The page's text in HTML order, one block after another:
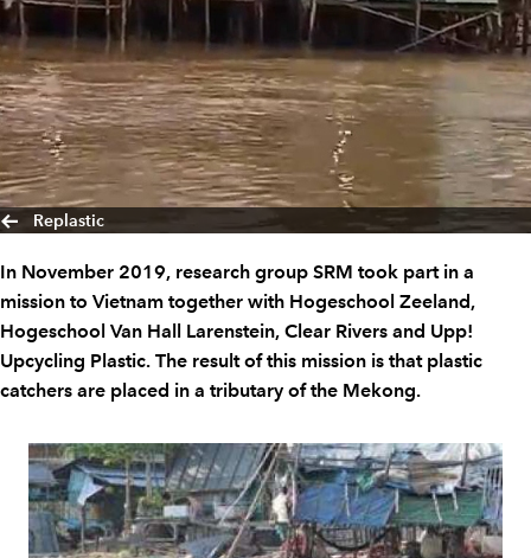
Replastic
In November 2019, research group SRM took part in a
mission to Vietnam together with Hogeschool Zeeland,
Hogeschool Van Hall Larenstein, Clear Rivers and Upp!
Upcycling Plastic. The result of this mission is that plastic
catchers are placed in a tributary of the Mekong.